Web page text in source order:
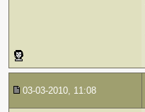
03-03-2010, 11:08